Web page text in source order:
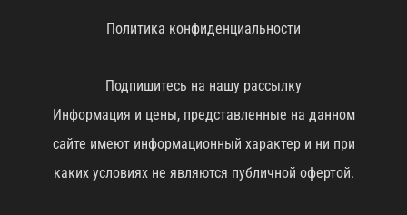
Политика конфиденциальности
Подпишитесь на нашу рассылку
Информация и цены, представленные на данном
сайте имеют информационный характер и ни при
каких условиях не являются публичной офертой.